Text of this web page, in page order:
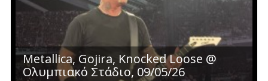
Metallica, Gojira, Knocked Loose @
Ολυμπιακό Στάδιο, 09/05/26